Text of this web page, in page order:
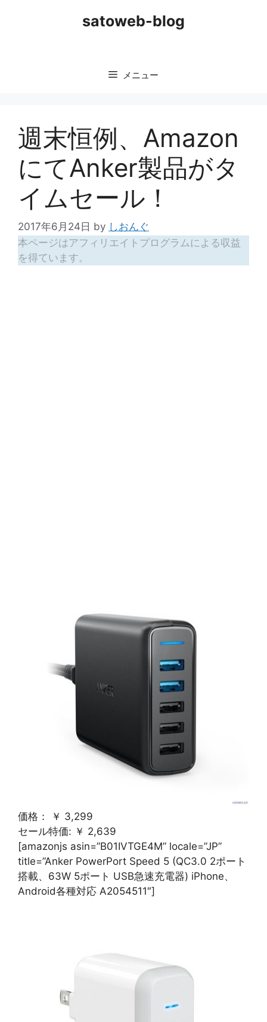
satoweb-blog
メニュー
週末恒例、Amazon
にてAnker製品がタ
イムセール！
2017年6月24日 by しおんぐ
本ページはアフィリエイトプログラムによる収益
を得ています。
価格： ￥ 3,299
セール特価: ￥ 2,639
[amazonjs asin=”B01IVTGE4M” locale=”JP”
title=”Anker PowerPort Speed 5 (QC3.0 2ポート
搭載、63W 5ポート USB急速充電器) iPhone、
Android各種対応 A2054511″]